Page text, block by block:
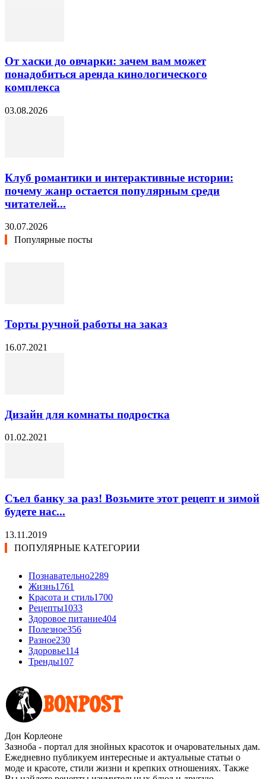
От хаски до овчарки: зачем вам может
понадобиться аренда кинологического
комплекса
03.08.2026
Клуб романтики и интерактивные истории:
почему жанр остается популярным среди
читателей...
30.07.2026
Популярные посты
Торты ручной работы на заказ
16.07.2021
Дизайн для комнаты подростка
01.02.2021
Съел банку за раз! Возьмите этот рецепт и зимой
будете нас...
13.11.2019
ПОПУЛЯРНЫЕ КАТЕГОРИИ
Познавательно2289
Жизнь1761
Красота и стиль1700
Рецепты1033
Здоровое питание404
Полезное356
Разное230
Здоровье114
Тренды107
Дон Корлеоне
Зазноба - портал для знойных красоток и очаровательных дам.
Ежедневно публикуем интересные и актуальные статьи о
моде и красоте, стили жизни и крепких отношениях. Также